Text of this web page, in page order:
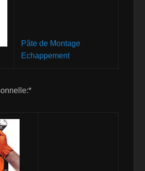
Pâte de Montage
Echappement